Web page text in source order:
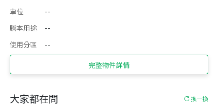
車位
--
謄本用途
--
使用分區
--
完整物件詳情
大家都在問 換一換